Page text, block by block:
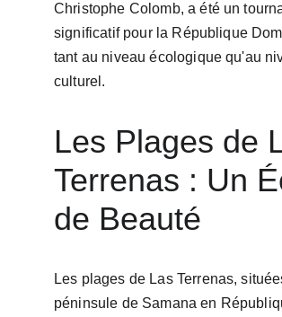
Christophe Colomb, a été un
significatif pour la République
tant au niveau écologique qu'au
culturel.
Les Plages de
Terrenas : Un
de Beauté
Les plages de Las Terrenas,
péninsule de Samana en